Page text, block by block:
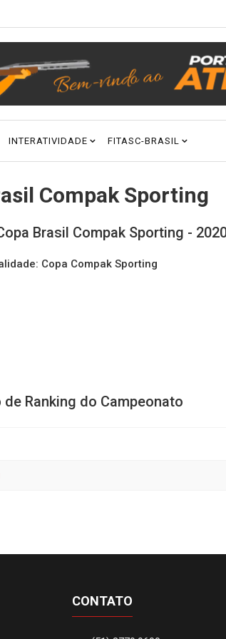
INTERATIVIDADE FITASC-BRASIL
Compak Sporting
Brasil Compak Sporting -
Copa Compak Sporting
de Ranking do Campeonato
CONTATO